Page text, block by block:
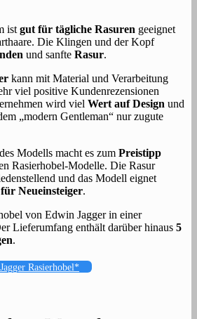
ist gut für tägliche Rasuren geeignet
Die Klingen und der Kopf
und sanfte Rasur.
kann mit Material und Verarbeitung
viel positive Kundenrezensionen
wird viel Wert auf Design und
„modern Gentleman“ nur zugute
Modells macht es zum Preistipp
Rasierhobel-Modelle. Die Rasur
und das Modell eignet
Neueinsteiger.
von Edwin Jagger in einer
Lieferumfang enthält darüber hinaus 5
.
Rasierhobel*